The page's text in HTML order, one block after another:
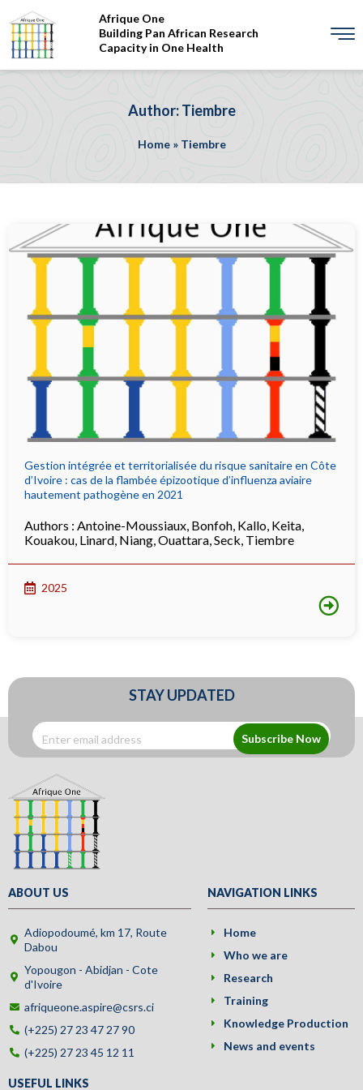
Afrique One
Building Pan African Research
Capacity in One Health
Author: Tiembre
Home» Tiembre
Gestion intégrée et territorialisée du risque sanitaire en Côte
d’Ivoire : cas de la flambée épizootique d’influenza aviaire
hautement pathogène en 2021
Authors : Antoine-Moussiaux Bonfoh Kallo Keita
Kouakou Linard Niang Ouattara Seck Tiembre
2025
STAY UPDATED
Subscribe Now
ABOUT US
Adiopodoumé, km 17, Route
Dabou
Yopougon - Abidjan - Cote
d'Ivoire
afriqueone.aspire@csrs.ci
(+225) 27 23 47 27 90
(+225) 27 23 45 12 11
NAVIGATION LINKS
Home
Who we are
Research
Training
Knowledge Production
News and events
USEFUL LINKS